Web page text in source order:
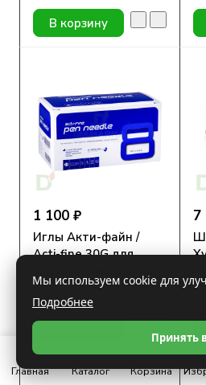
В корзину
1 100 ₽
Иглы Акти-файн /
Acti-fine 30G для
мм, 100 шт.
Под заказ
В корзину
7
Главная Каталог Корзина
Мы используем cookie для
Подробнее
Принять